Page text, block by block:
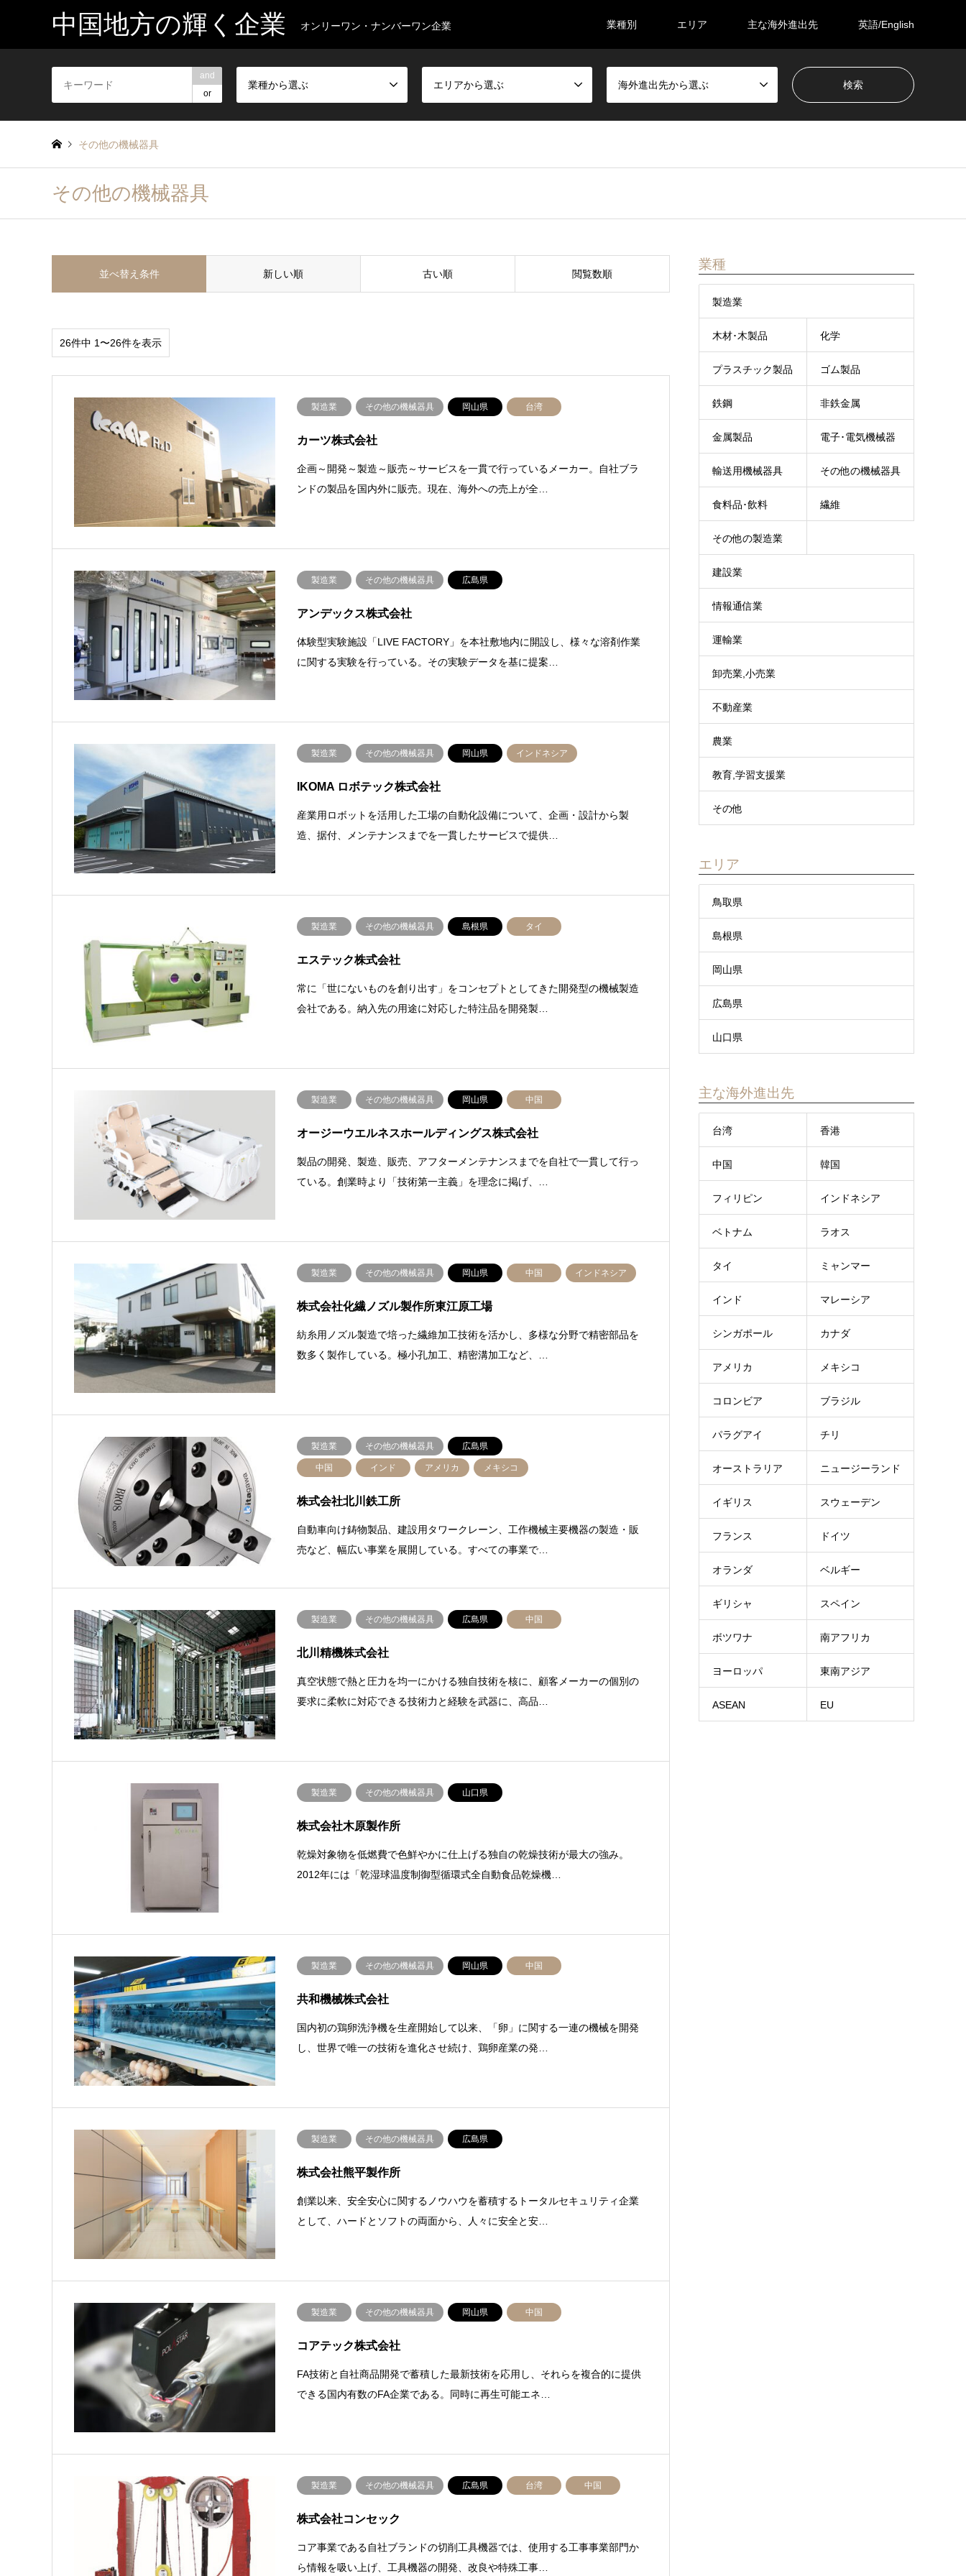
中国地方の輝く企業 オンリーワン・ナンバーワン企業 業種別 エリア 主な海外進出先 英語/English
and
or
業種から選ぶ エリアから選ぶ 海外進出先から選ぶ
その他の機械器具
その他の機械器具
並べ替え条件 新しい順 古い順 閲覧数順
26件中 1〜26件を表示
製造業 その他の機械器具 岡山県 台湾
カーツ株式会社
企画～開発～製造～販売～サービスを一貫で行っているメーカー。自社ブラ
ンドの製品を国内外に販売。現在、海外への売上が全…
製造業 その他の機械器具 広島県
アンデックス株式会社
体験型実験施設「LIVE FACTORY」を本社敷地内に開設し、様々な溶剤作業
に関する実験を行っている。その実験データを基に提案…
製造業 その他の機械器具 岡山県 インドネシア
IKOMA ロボテック株式会社
産業用ロボットを活用した工場の自動化設備について、企画・設計から製
造、据付、メンテナンスまでを一貫したサービスで提供…
製造業 その他の機械器具 島根県 タイ
エステック株式会社
常に「世にないものを創り出す」をコンセプトとしてきた開発型の機械製造
会社である。納入先の用途に対応した特注品を開発製…
製造業 その他の機械器具 岡山県 中国
オージーウエルネスホールディングス株式会社
製品の開発、製造、販売、アフターメンテナンスまでを自社で一貫して行っ
ている。創業時より「技術第一主義」を理念に掲げ、…
製造業 その他の機械器具 岡山県 中国 インドネシア
株式会社化繊ノズル製作所東江原工場
紡糸用ノズル製造で培った繊維加工技術を活かし、多様な分野で精密部品を
数多く製作している。極小孔加工、精密溝加工など、…
製造業 その他の機械器具 広島県
中国 インド アメリカ メキシコ
株式会社北川鉄工所
自動車向け鋳物製品、建設用タワークレーン、工作機械主要機器の製造・販
売など、幅広い事業を展開している。すべての事業で…
製造業 その他の機械器具 広島県 中国
北川精機株式会社
真空状態で熱と圧力を均一にかける独自技術を核に、顧客メーカーの個別の
要求に柔軟に対応できる技術力と経験を武器に、高品…
製造業 その他の機械器具 山口県
株式会社木原製作所
乾燥対象物を低燃費で色鮮やかに仕上げる独自の乾燥技術が最大の強み。
2012年には「乾湿球温度制御型循環式全自動食品乾燥機…
製造業 その他の機械器具 岡山県 中国
共和機械株式会社
国内初の鶏卵洗浄機を生産開始して以来、「卵」に関する一連の機械を開発
し、世界で唯一の技術を進化させ続け、鶏卵産業の発…
製造業 その他の機械器具 広島県
株式会社熊平製作所
創業以来、安全安心に関するノウハウを蓄積するトータルセキュリティ企業
として、ハードとソフトの両面から、人々に安全と安…
製造業 その他の機械器具 岡山県 中国
コアテック株式会社
FA技術と自社商品開発で蓄積した最新技術を応用し、それらを複合的に提供
できる国内有数のFA企業である。同時に再生可能エネ…
製造業 その他の機械器具 広島県 台湾 中国
株式会社コンセック
コア事業である自社ブランドの切削工具機器では、使用する工事事業部門か
ら情報を吸い上げ、工具機器の開発、改良や特殊工事…
業種
製造業
木材･木製品 化学
プラスチック製品 ゴム製品
鉄鋼 非鉄金属
金属製品 電子･電気機械器
具
輸送用機械器具 その他の機械器具
食料品･飲料 繊維
その他の製造業
建設業
情報通信業
運輸業
卸売業,小売業
不動産業
農業
教育,学習支援業
その他
エリア
鳥取県
島根県
岡山県
広島県
山口県
主な海外進出先
台湾 香港
中国 韓国
フィリピン インドネシア
ベトナム ラオス
タイ ミャンマー
インド マレーシア
シンガポール カナダ
アメリカ メキシコ
コロンビア ブラジル
パラグアイ チリ
オーストラリア ニュージーランド
イギリス スウェーデン
フランス ドイツ
オランダ ベルギー
ギリシャ スペイン
ボツワナ 南アフリカ
ヨーロッパ 東南アジア
ASEAN EU